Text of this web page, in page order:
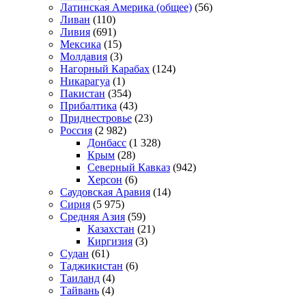
Латинская Америка (общее) (56)
Ливан (110)
Ливия (691)
Мексика (15)
Молдавия (3)
Нагорный Карабах (124)
Никарагуа (1)
Пакистан (354)
Прибалтика (43)
Приднестровье (23)
Россия (2 982)
Донбасс (1 328)
Крым (28)
Северный Кавказ (942)
Херсон (6)
Саудовская Аравия (14)
Сирия (5 975)
Средняя Азия (59)
Казахстан (21)
Киргизия (3)
Судан (61)
Таджикистан (6)
Таиланд (4)
Тайвань (4)